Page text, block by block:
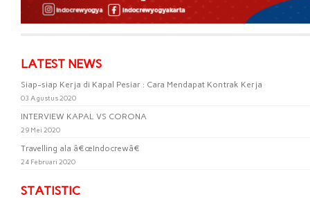
LATEST NEWS
Siap-siap Kerja di Kapal Pesiar : Cara Mendapat Kontrak Kerja
03 Agustus 2020
INTERVIEW KAPAL VS CORONA
29 Mei 2020
Travelling ala â€œIndocrewâ€
24 Februari 2020
STATISTIC